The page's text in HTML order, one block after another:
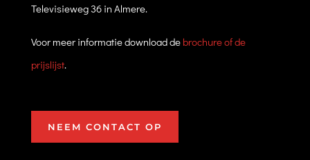
Televisieweg 36 in Almere.
Voor meer informatie download de brochure of de
prijslijst.
NEEM CONTACT OP